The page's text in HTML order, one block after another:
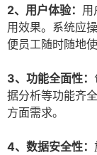
2、用户体验： 用
用效果。系统应
便员工随时随地使
3、功能全面性：
据分析等功能齐
方面需求。
4、数据安全性：